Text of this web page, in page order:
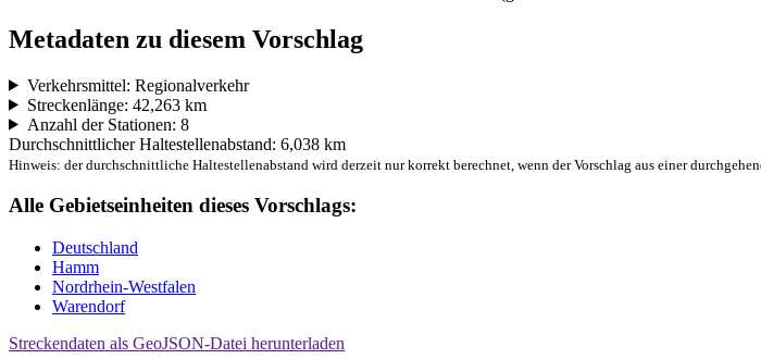
Metadaten zu diesem Vorschlag
Verkehrsmittel: Regionalverkehr
Streckenlänge: 42,263 km
Anzahl der Stationen: 8
Durchschnittlicher Haltestellenabstand: 6,038 km
Hinweis: der durchschnittliche Haltestellenabstand wird derzeit nur korrekt berechnet, wenn der Vorschlag aus einer
Alle Gebietseinheiten dieses Vorschlags:
Deutschland
Hamm
Nordrhein-Westfalen
Warendorf
Streckendaten als GeoJSON-Datei herunterladen